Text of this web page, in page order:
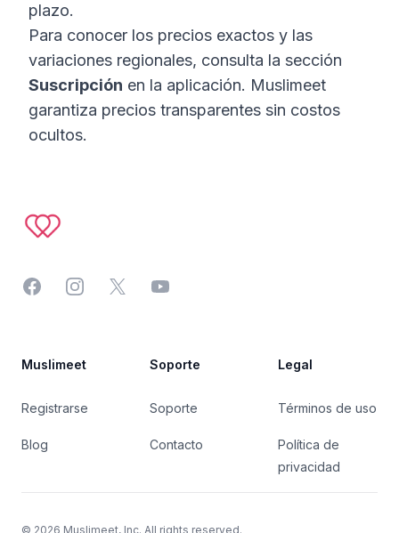
plazo.
Para conocer los precios exactos y las
variaciones regionales, consulta la sección
Suscripción en la aplicación. Muslimeet
garantiza precios transparentes sin costos
ocultos.
FacebookInstagramTwitterYouTube
Muslimeet
Registrarse
Blog
Soporte
Soporte
Contacto
Legal
Términos de uso
Política de
privacidad
© 2026 Muslimeet, Inc. All rights reserved.